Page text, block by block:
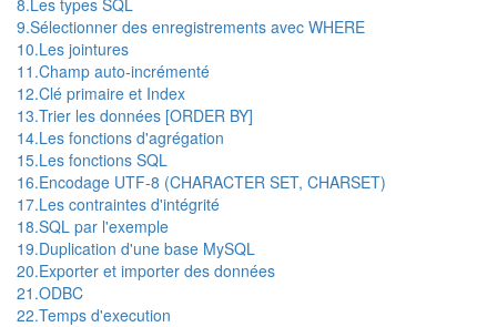
8.Les types SQL
9.Sélectionner des enregistrements avec WHERE
10.Les jointures
11.Champ auto-incrémenté
12.Clé primaire et Index
13.Trier les données [ORDER BY]
14.Les fonctions d'agrégation
15.Les fonctions SQL
16.Encodage UTF-8 (CHARACTER SET, CHARSET)
17.Les contraintes d'intégrité
18.SQL par l'exemple
19.Duplication d'une base MySQL
20.Exporter et importer des données
21.ODBC
22.Temps d'execution